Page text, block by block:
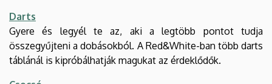
Darts
Gyere és legyél te az, aki a legtöbb pontot tudja
összegyűjteni a dobásokból. A Red&White-ban több darts
táblánál is kipróbálhatják magukat az érdeklődők.